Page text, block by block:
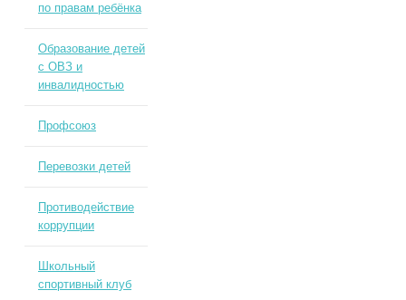
по правам ребёнка
Образование детей
с ОВЗ и
инвалидностью
Профсоюз
Перевозки детей
Противодействие
коррупции
Школьный
спортивный клуб